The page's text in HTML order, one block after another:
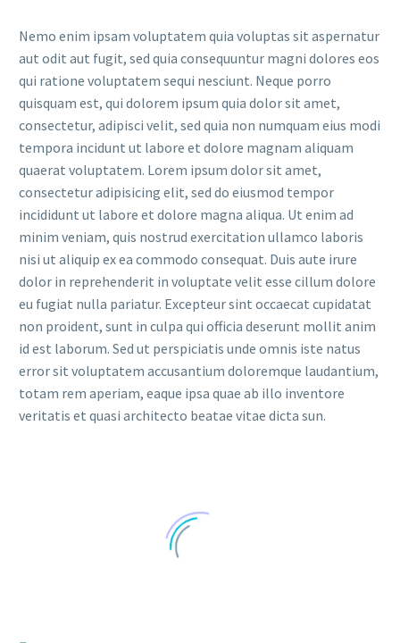
Nemo enim ipsam voluptatem quia voluptas sit aspernatur
aut odit aut fugit, sed quia consequuntur magni dolores eos
qui ratione voluptatem sequi nesciunt. Neque porro
quisquam est, qui dolorem ipsum quia dolor sit amet,
consectetur, adipisci velit, sed quia non numquam eius modi
tempora incidunt ut labore et dolore magnam aliquam
quaerat voluptatem. Lorem ipsum dolor sit amet,
consectetur adipisicing elit, sed do eiusmod tempor
incididunt ut labore et dolore magna aliqua. Ut enim ad
minim veniam, quis nostrud exercitation ullamco laboris
nisi ut aliquip ex ea commodo consequat. Duis aute irure
dolor in reprehenderit in voluptate velit esse cillum dolore
eu fugiat nulla pariatur. Excepteur sint occaecat cupidatat
non proident, sunt in culpa qui officia deserunt mollit anim
id est laborum. Sed ut perspiciatis unde omnis iste natus
error sit voluptatem accusantium doloremque laudantium,
totam rem aperiam, eaque ipsa quae ab illo inventore
veritatis et quasi architecto beatae vitae dicta sun.